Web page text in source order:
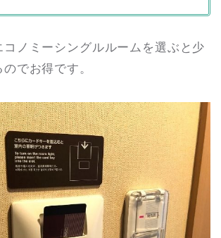
コノミーシングルルームを選ぶと少
でお得です。